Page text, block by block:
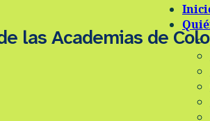
las Academias de